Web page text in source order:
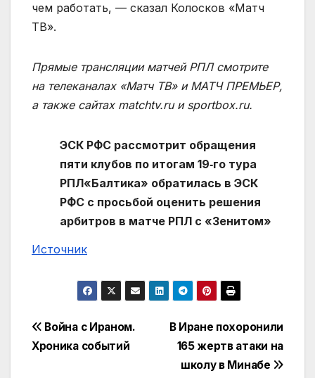
чем работать, — сказал Колосков «Матч
ТВ».
Прямые трансляции матчей РПЛ смотрите
на телеканалах «Матч ТВ» и МАТЧ ПРЕМЬЕР,
а также сайтах matchtv.ru и sportbox.ru.
ЭСК РФС рассмотрит обращения
пяти клубов по итогам 19‑го тура
РПЛ«Балтика» обратилась в ЭСК
РФС с просьбой оценить решения
арбитров в матче РПЛ с «Зенитом»
Источник
Навигация
по
В Иране похоронили
165 жертв атаки на
школу в Минабе
Война с Ираном.
Хроника событий